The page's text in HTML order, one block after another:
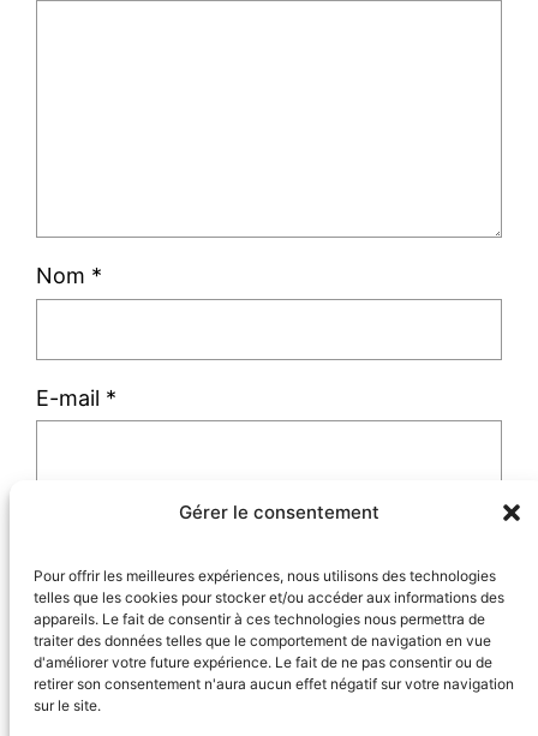
Gérer le consentement
Pour offrir les meilleures expériences, nous utilisons des technologies
telles que les cookies pour stocker et/ou accéder aux informations des
appareils. Le fait de consentir à ces technologies nous permettra de
traiter des données telles que le comportement de navigation en vue
d'améliorer votre future expérience. Le fait de ne pas consentir ou de
retirer son consentement n'aura aucun effet négatif sur votre navigation
sur le site.
Nom *
E-mail *